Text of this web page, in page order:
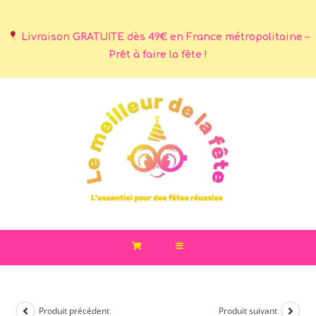
Livraison GRATUITE dès 49€ en France métropolitaine –
Prêt à faire la fête !
Produit précédent Produit suivant